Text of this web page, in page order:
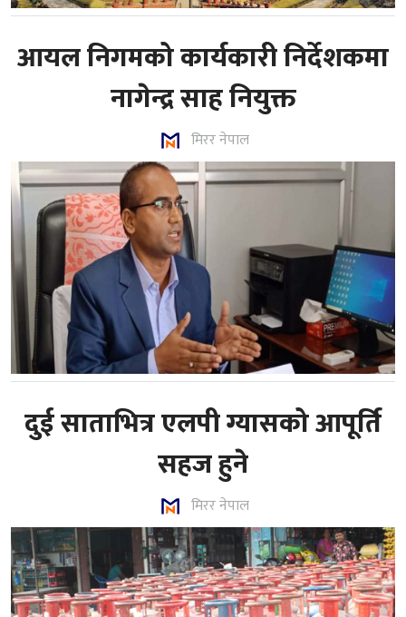
आयल निगमको कार्यकारी निर्देशकमा
नागेन्द्र साह नियुक्त
मिरर नेपाल
दुई साताभित्र एलपी ग्यासको आपूर्ति
सहज हुने
मिरर नेपाल